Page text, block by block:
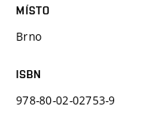
MÍSTO
Brno
ISBN
978-80-02-02753-9